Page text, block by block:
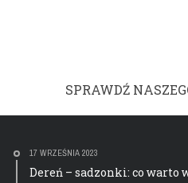
SPRAWDŹ
17 WRZEŚNIA 2023
Dereń – sadzonki: co warto